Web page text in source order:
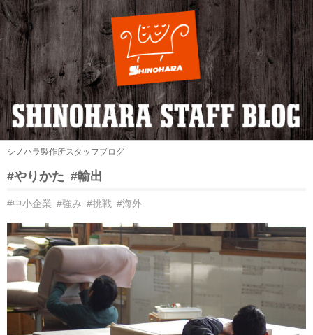
シノハラ製作所スタッフブログ
#やりかた #輸出
#中小企業 #強み #挑戦 #海外